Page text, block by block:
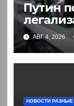
Путин
в АВГ 4, 2026
НОВОСТИ РАЗНЫЕ